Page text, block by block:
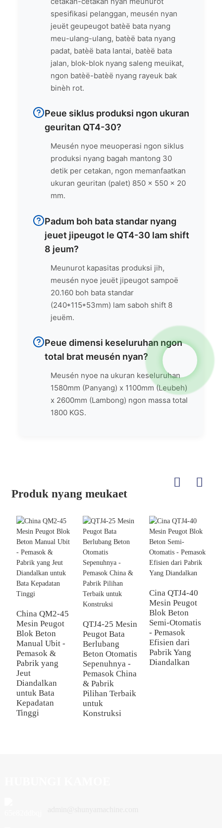
spesifikasi pelanggan, meusén nyan
jeuët geupeugot batèë bata nyang
meu-ulang-ulang, batèë bata nyang
padat, batèë bata lantai, batèë bata
jalan, blok-blok nyang saleng meuikat,
ngon batèë-batèë nyang rayeuk bak
binèh rot.
Peue siklus produksi ngon ukuran
geuritan QT4-30?
Meusén nyoe meuoperasi ngon siklus
produksi nyang bagah mantong 30
detik per cetakan, ngon memanfaatkan
ukuran geuritan (palet) 850 x 550 x 20
mm.
Padum boh bata standar nyang
jeuet jipeugot le QT4-30 lam shift
8 jeum?
Meunurot kapasitas produksi jih,
meusén nyoe jeuët jipeugot sampoë
20.160 boh bata standar
(240*115*53mm) lam saboh shift 8
jeuëm.
Peue dimensi keseluruhan ngon
total brat meusén nyan?
Meusén nyoe na ukuran keseluruhan
1580mm (Panyang) x 1100mm (Leubeh)
x 2600mm (Lambong) ngon massa total
1800 KGS.
Produk nyang meukaet
China QM2-45
Mesin Peugot
Blok Beton
Manual Ubit -
Pemasok &
Pabrik yang
Jeut
Diandalkan
untuk Bata
Kepadatan
Tinggi
QTJ4-25 Mesin
Peugot Bata
Berlubang
Beton Otomatis
Sepenuhnya -
Pemasok China
& Pabrik
Pilihan Terbaik
untuk
Konstruksi
Cina QTJ4-40
Mesin Peugot
Blok Beton
Semi-Otomatis
- Pemasok
Efisien dari
Pabrik Yang
Diandalkan